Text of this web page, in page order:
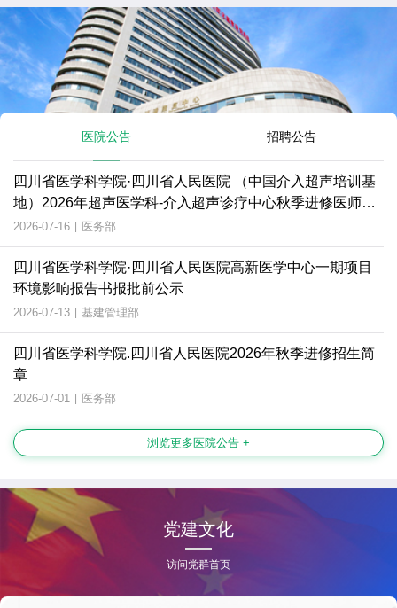
医院公告 招聘公告
四川省医学科学院·四川省人民医院 （中国介入超声培训基
地）2026年超声医学科-介入超声诊疗中心秋季进修医师招
生简章
2026-07-16 | 医务部
四川省医学科学院·四川省人民医院高新医学中心一期项目
环境影响报告书报批前公示
2026-07-13 | 基建管理部
四川省医学科学院.四川省人民医院2026年秋季进修招生简
章
2026-07-01 | 医务部
浏览更多医院公告 +
党建文化
访问党群首页